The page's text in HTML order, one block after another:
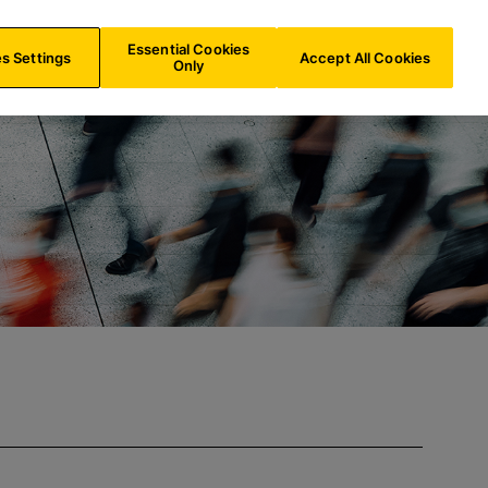
AT/DE
Settings
Essential Cookies
Only
Accept All Cookies